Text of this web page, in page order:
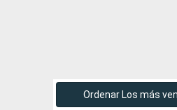
Ordenar Los más